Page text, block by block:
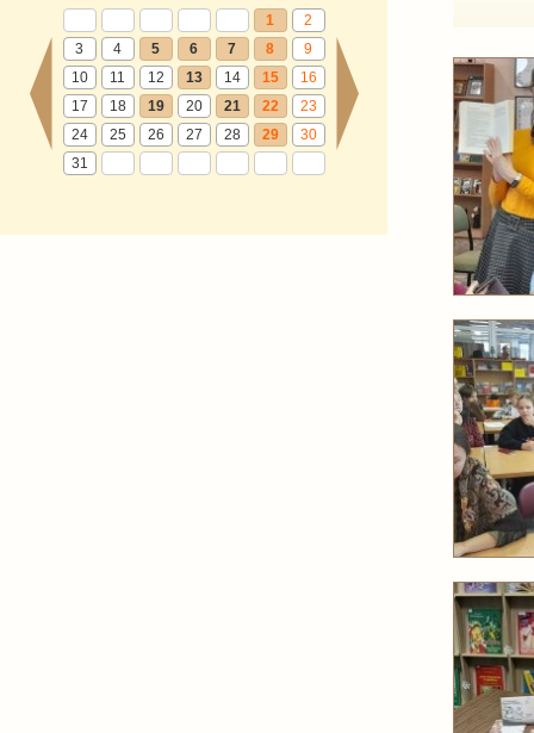
1
2
3
4 5 6 7 8
9
10
11 12 13 14 15
16
17
18 19 20 21 22
23
24
25 26 27 28 29
30
31